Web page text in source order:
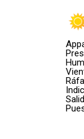
Las
Por Móvil
consecuencia
lesiones de
El vehículo
y
localidad.